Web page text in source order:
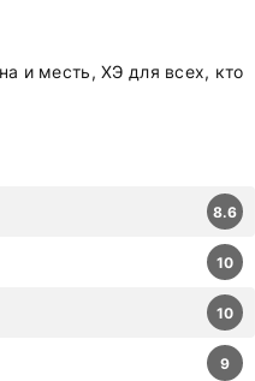
и месть, ХЭ для всех, кто
9
10
10
8.6